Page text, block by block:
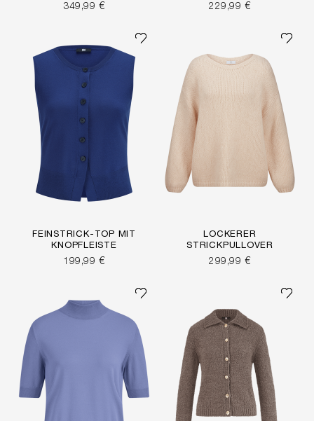
349,99 € 229,99 €
FEINSTRICK-TOP MIT
KNOPFLEISTE
199,99 €
LOCKERER
STRICKPULLOVER
299,99 €